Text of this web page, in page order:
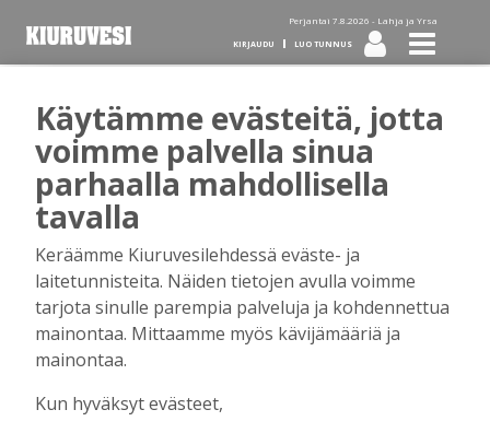
Perjantai 7.8.2026 - Lahja ja Yrsa
KIRJAUDU LUO TUNNUS
Tilaa Kiuruvesi-lehti diginä
tai kotiinkannettuna!
Kirjaudu
Sähköposti
Käytämme evästeitä, jotta
voimme palvella sinua
parhaalla mahdollisella
tavalla
Keräämme Kiuruvesilehdessä eväste- ja
laitetunnisteita. Näiden tietojen avulla voimme
tarjota sinulle parempia palveluja ja kohdennettua
mainontaa. Mittaamme myös kävijämääriä ja
mainontaa.
Kun hyväksyt evästeet,